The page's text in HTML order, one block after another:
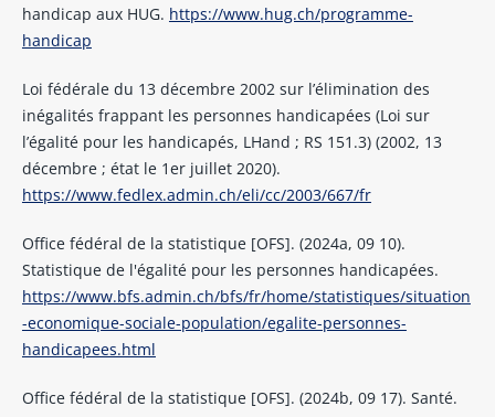
handicap aux HUG. https://www.hug.ch/programme-
handicap
Loi fédérale du 13 décembre 2002 sur l’élimination des
inégalités frappant les personnes handicapées (Loi sur
l’égalité pour les handicapés, LHand ; RS 151.3) (2002, 13
décembre ; état le 1er juillet 2020).
https://www.fedlex.admin.ch/eli/cc/2003/667/fr
Office fédéral de la statistique [OFS]. (2024a, 09 10).
Statistique de l'égalité pour les personnes handicapées.
https://www.bfs.admin.ch/bfs/fr/home/statistiques/situation
-economique-sociale-population/egalite-personnes-
handicapees.html
Office fédéral de la statistique [OFS]. (2024b, 09 17). Santé.